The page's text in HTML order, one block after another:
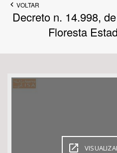
Área de Levantamento
VOLTAR
Decreto n. 14.998,
Floresta